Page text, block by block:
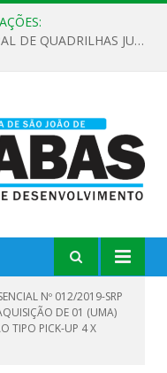
REGULAMENTO – V INTERMUNICIPAL DE QUADRILHAS JUNINAS 2026
Nº 012/2019-SRP
DE 01 (UMA)
TIPO PICK-UP 4 X